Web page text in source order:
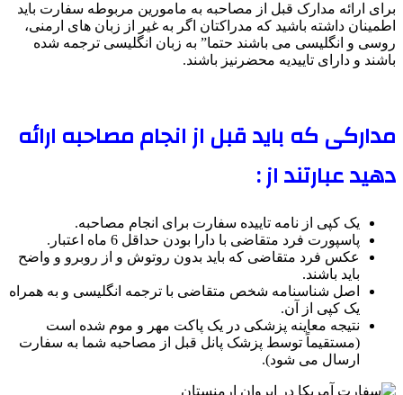
برای ارائه مدارک قبل از مصاحبه به مامورین مربوطه سفارت باید
اطمینان داشته باشید که مدراکتان اگر به غیر از زبان های ارمنی،
روسی و انگلیسی می باشند حتما” به زبان انگلیسی ترجمه شده
باشند و دارای تاییدیه محضرنیز باشند.
مدارکی که باید قبل از انجام مصاحبه ارائه
دهید عبارتند از :
یک کپی از نامه تاییده سفارت برای انجام مصاحبه.
پاسپورت فرد متقاضی با دارا بودن حداقل 6 ماه اعتبار.
عکس فرد متقاضی که باید بدون روتوش و از روبرو و واضح
باید باشند.
اصل شناسنامه شخص متقاضی با ترجمه انگلیسی و به همراه
یک کپی از آن.
نتیجه معاینه پزشکی در یک پاکت مهر و موم شده است
(مستقیماً توسط پزشک پانل قبل از مصاحبه شما به سفارت
ارسال می شود).